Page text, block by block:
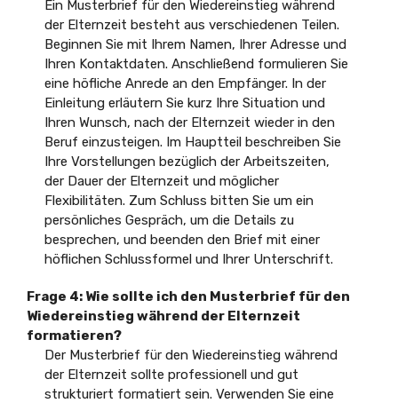
Ein Musterbrief für den Wiedereinstieg während
der Elternzeit besteht aus verschiedenen Teilen.
Beginnen Sie mit Ihrem Namen, Ihrer Adresse und
Ihren Kontaktdaten. Anschließend formulieren Sie
eine höfliche Anrede an den Empfänger. In der
Einleitung erläutern Sie kurz Ihre Situation und
Ihren Wunsch, nach der Elternzeit wieder in den
Beruf einzusteigen. Im Hauptteil beschreiben Sie
Ihre Vorstellungen bezüglich der Arbeitszeiten,
der Dauer der Elternzeit und möglicher
Flexibilitäten. Zum Schluss bitten Sie um ein
persönliches Gespräch, um die Details zu
besprechen, und beenden den Brief mit einer
höflichen Schlussformel und Ihrer Unterschrift.
Frage 4: Wie sollte ich den Musterbrief für den
Wiedereinstieg während der Elternzeit
formatieren?
Der Musterbrief für den Wiedereinstieg während
der Elternzeit sollte professionell und gut
strukturiert formatiert sein. Verwenden Sie eine